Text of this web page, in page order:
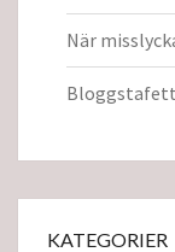
När
KATEGORIER